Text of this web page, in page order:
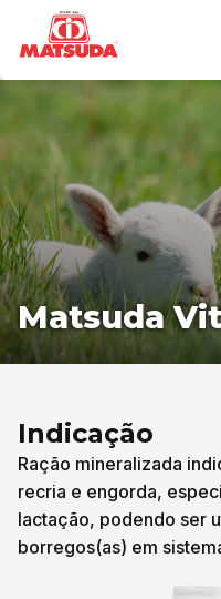
Matsuda
Indicação
Ração mineralizada
recria e engorda,
lactação, podendo ser
borregos(as) em